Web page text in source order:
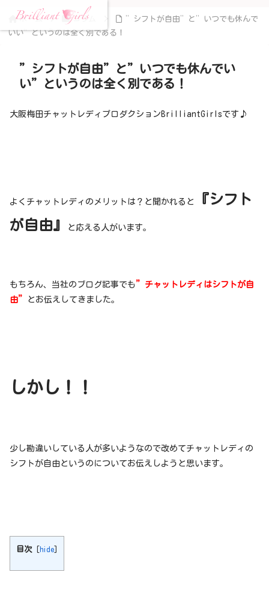
ホーム コラム
”シフトが自由”と”いつでも休んで
いい”というのは全く別である！
”シフトが自由”と”いつでも休んでい
い”というのは全く別である！
大阪梅田チャットレディプロダクションBrilliantGirlsです♪
よくチャットレディのメリットは？と聞かれると
『シフト
が自由』
と応える人がいます。
もちろん、当社のブログ記事でも”チャットレディはシフトが自
由”
とお伝えしてきました。
しかし！！
少し勘違いしている人が多いようなので改めてチャットレディの
シフトが自由というのについてお伝えしようと思います。
目次 hide